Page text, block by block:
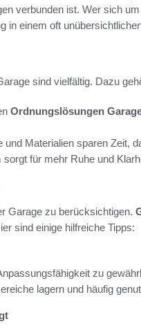
verbunden ist. Wer sich
in einem oft
sind vielfältig. Dazu
Ordnungslösungen
und Materialien sparen Zeit,
für mehr Ruhe und
Garage zu berücksichtigen.
sind einige hilfreiche Tipps:
zu
lagern und häufig